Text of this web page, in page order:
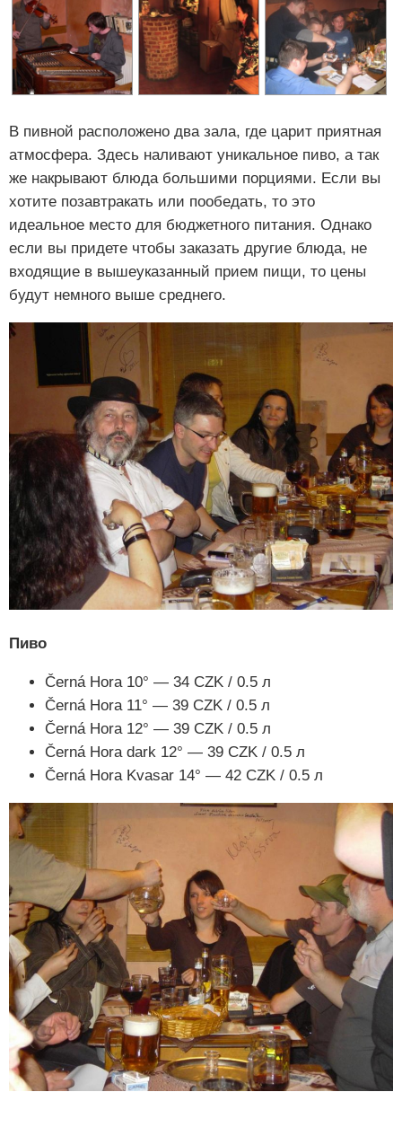
В пивной расположено два зала, где царит приятная
атмосфера. Здесь наливают уникальное пиво, а так
же накрывают блюда большими порциями. Если вы
хотите позавтракать или пообедать, то это
идеальное место для бюджетного питания. Однако
если вы придете чтобы заказать другие блюда, не
входящие в вышеуказанный прием пищи, то цены
будут немного выше среднего.
Пиво
Černá Hora 10° — 34 CZK / 0.5 л
Černá Hora 11° — 39 CZK / 0.5 л
Černá Hora 12° — 39 CZK / 0.5 л
Černá Hora dark 12° — 39 CZK / 0.5 л
Černá Hora Kvasar 14° — 42 CZK / 0.5 л